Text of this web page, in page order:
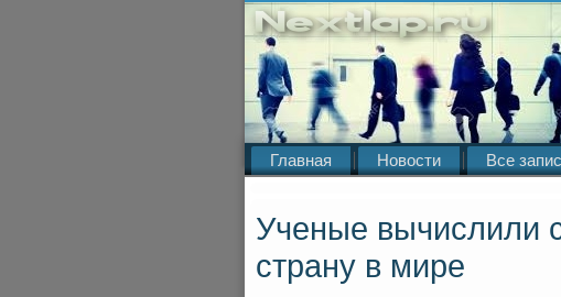
Главная Новости Все
Ученые вычислили
страну в мире